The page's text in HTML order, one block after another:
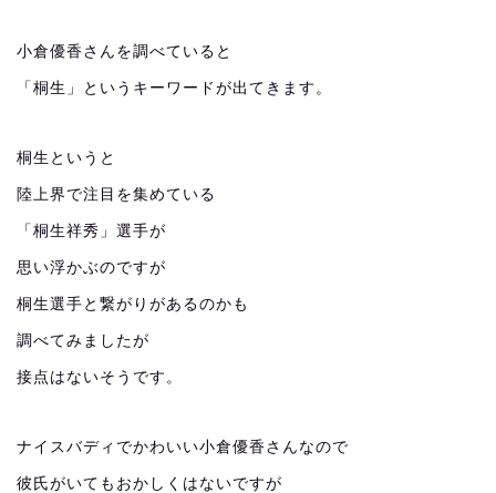
小倉優香さんを調べていると
「桐生」というキーワードが出てきます。
桐生というと
陸上界で注目を集めている
「桐生祥秀」選手が
思い浮かぶのですが
桐生選手と繋がりがあるのかも
調べてみましたが
接点はないそうです。
ナイスバディでかわいい小倉優香さんなので
彼氏がいてもおかしくはないですが